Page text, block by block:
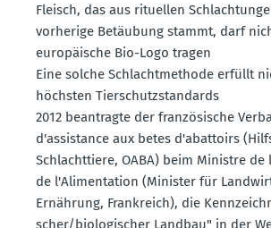
Fleisch, das aus rituellen
vorherige Betäubung stammt, darf
europäische Bio-Logo tragen
Eine solche Schlacht­me­thode erfüllt
höchsten Tierschutz­stan­dards
2012 beantragte der franzö­sische
d'assis­tance aux betes d'abattoirs
Schlacht­tiere, OABA) beim Ministre
de l'Alimen­tation (Minister für
Ernährung, Frank­reich), die
scher/biolo­gi­scher Landbau" in der